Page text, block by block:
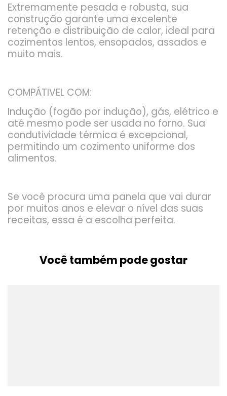
Lateral
Extremamente pesada e robusta, sua
construção garante uma excelente
retenção e distribuição de calor, ideal para
cozimentos lentos, ensopados, assados e
muito mais.
COMPÁTIVEL COM:
Indução (fogão por indução), gás, elétrico e
até mesmo pode ser usada no forno. Sua
condutividade térmica é excepcional,
permitindo um cozimento uniforme dos
alimentos.
Se você procura uma panela que vai durar
por muitos anos e elevar o nível das suas
receitas, essa é a escolha perfeita.
Você também pode gostar